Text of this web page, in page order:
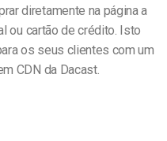
diretamente na página a
ou cartão de crédito. Isto
os seus clientes com um
CDN da Dacast.